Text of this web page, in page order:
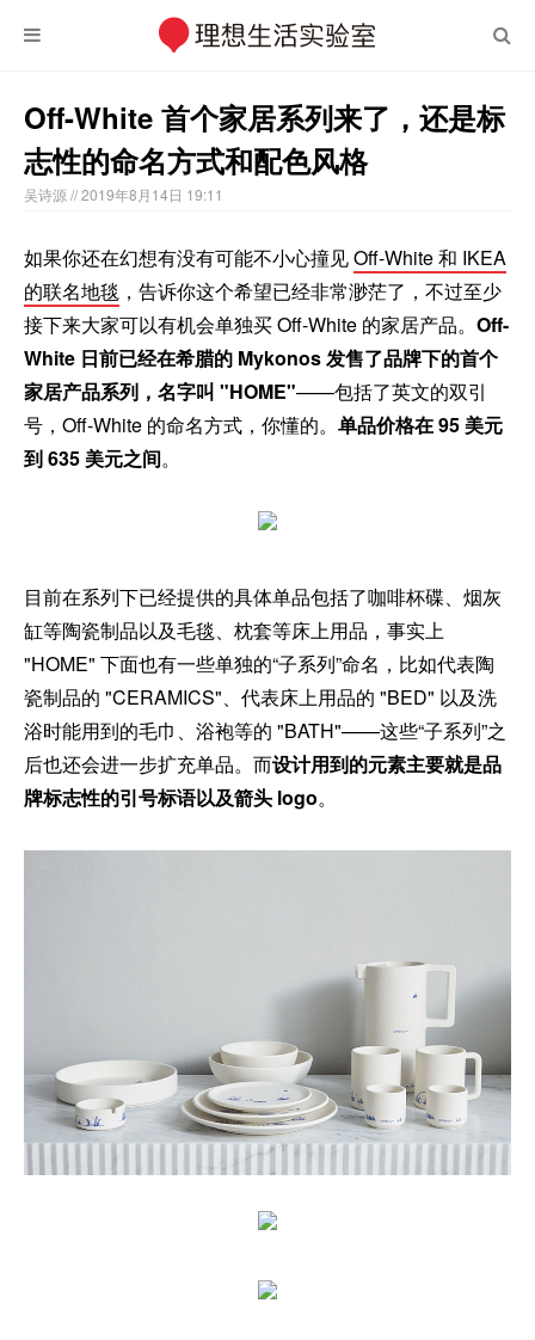
Off-White 首个家居系列来了，还是标
志性的命名方式和配色风格
吴诗源 // 2019年8月14日 19:11
如果你还在幻想有没有可能不小心撞见Off-White 和 IKEA
的联名地毯 ，告诉你这个希望已经非常渺茫了，不过至少
接下来大家可以有机会单独买 Off-White 的家居产品。 Off-
White 日前已经在希腊的 Mykonos 发售了品牌下的首个
家居产品系列，名字叫 "HOME"——包括了英文的双引
号，Off-White 的命名方式，你懂的。 单品价格在 95 美元
到 635 美元之间。
目前在系列下已经提供的具体单品包括了咖啡杯碟、烟灰
缸等陶瓷制品以及毛毯、枕套等床上用品，事实上
"HOME" 下面也有一些单独的“子系列”命名，比如代表陶
瓷制品的 "CERAMICS"、代表床上用品的 "BED" 以及洗
浴时能用到的毛巾、浴袍等的 "BATH"——这些“子系列”之
后也还会进一步扩充单品。而设计用到的元素主要就是品
牌标志性的引号标语以及箭头 logo。